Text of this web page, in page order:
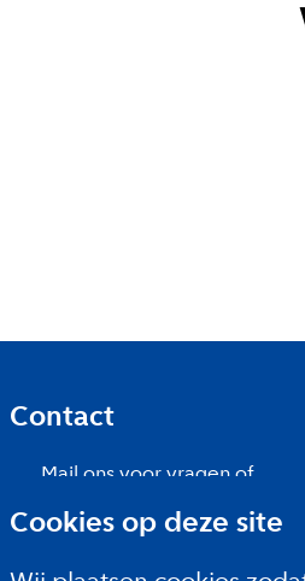
Cookies op deze site
Contact
Mail ons voor vragen of
opmerkingen
Meld je aan voor de
nieuwsbrief